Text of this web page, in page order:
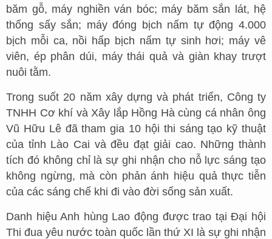
băm gỗ, máy nghiền ván bóc; máy băm sắn lát, hệ
thống sấy sắn; máy đóng bịch nấm tự động 4.000
bịch mỗi ca, nồi hấp bịch nấm tự sinh hơi; máy vê
viên, ép phân dúi, máy thái quả và giàn khay trượt
nuôi tằm.
Trong suốt 20 năm xây dựng và phát triển, Công ty
TNHH Cơ khí và Xây lắp Hồng Hà cùng cá nhân ông
Vũ Hữu Lê đã tham gia 10 hội thi sáng tạo kỹ thuật
của tỉnh Lào Cai và đều đạt giải cao. Những thành
tích đó không chỉ là sự ghi nhận cho nỗ lực sáng tạo
không ngừng, mà còn phản ánh hiệu quả thực tiễn
của các sáng chế khi đi vào đời sống sản xuất.
Danh hiệu Anh hùng Lao động được trao tại Đại hội
Thi đua yêu nước toàn quốc lần thứ XI là sự ghi nhận